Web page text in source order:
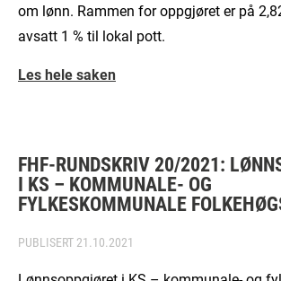
om lønn. Rammen for oppgjøret er på
avsatt 1 % til lokal pott.
Les hele saken
FHF-RUNDSKRIV 20/2021:
I KS – KOMMUNALE- OG
FYLKESKOMMUNALE
PUBLISERT 21.10.2021